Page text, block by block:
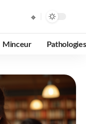
Minceur Pathologies